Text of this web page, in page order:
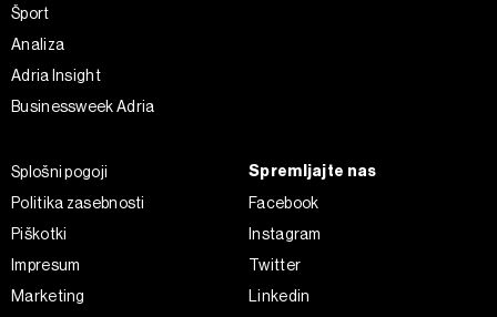
kadar koli prekličete brez kakršnih koli posledic.
Šport
Analiza
Adria Insight
Businessweek Adria
Splošni pogoji
Politika zasebnosti
Piškotki
Impresum
Marketing
Spremljajte nas
Facebook
Instagram
Twitter
Linkedin